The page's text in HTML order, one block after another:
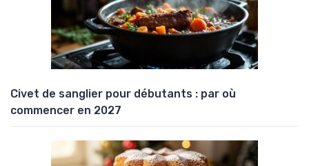
Civet de sanglier pour débutants : par où
commencer en 2027